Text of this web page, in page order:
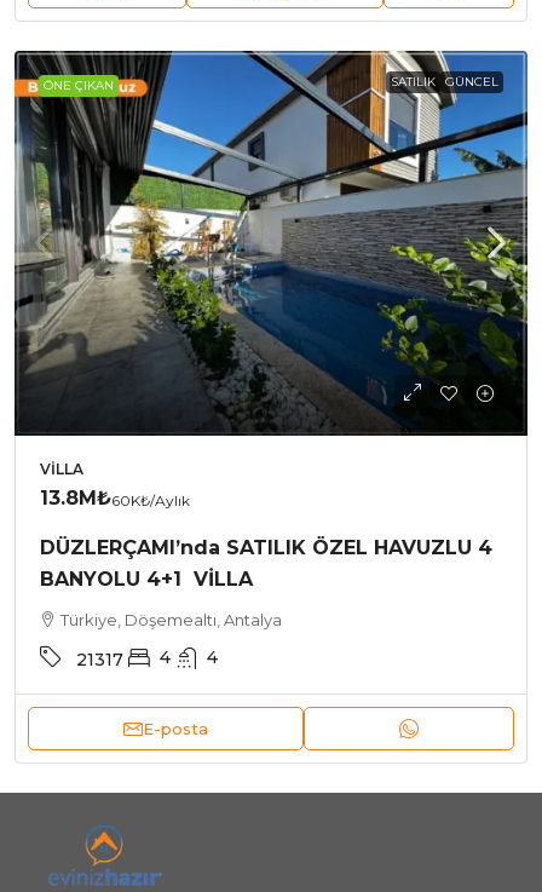
ÖNE ÇIKAN SATILIK GÜNCEL
VILLA
13.8M₺60K₺/Aylık
DÜZLERÇAMI’nda SATILIK ÖZEL HAVUZLU 4
BANYOLU 4+1 VİLLA
Türkiye, Döşemealtı, Antalya
21317 4 4
E-posta